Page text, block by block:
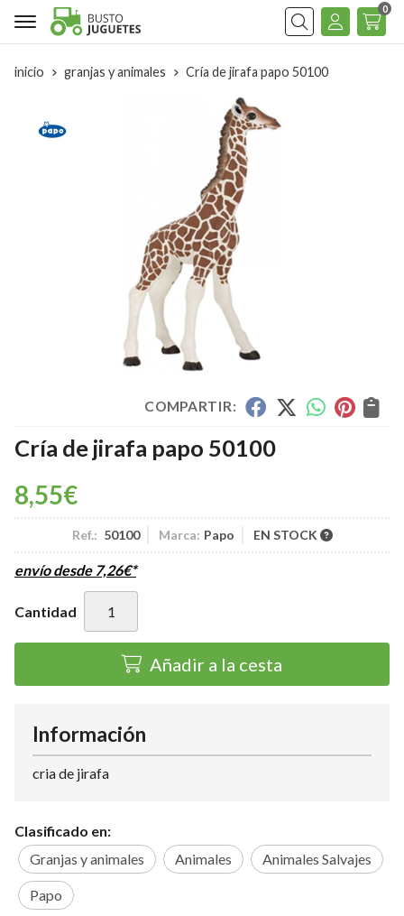
Buscar
0
inicio granjas y animales Cría de jirafa papo 50100
COMPARTIR:
Cría de jirafa papo 50100
8,55€
Ref.: 50100 Marca: Papo EN STOCK
envío desde 7,26€*
Cantidad
Añadir a la cesta
Información
cria de jirafa
Clasificado en:
Granjas y animales
Animales Animales Salvajes
Papo